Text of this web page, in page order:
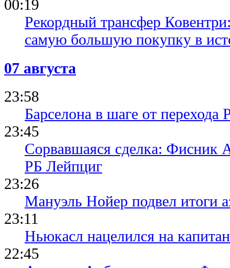
00:19
Рекордный трансфер
самую большую покупку в
07 августа
23:58
Барселона в шаге от перехода
23:45
Сорвавшаяся сделка: Фисник
РБ Лейпциг
23:26
Мануэль Нойер подвел итоги
23:11
Ньюкасл нацелился на
22:45